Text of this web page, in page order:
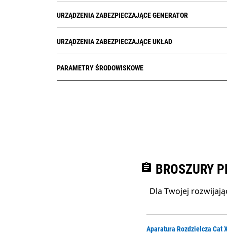
silnika, liczby uruchomień
URZĄDZENIA ZABEZPIECZAJĄCE GENERATOR
URZĄDZENIA ZABEZPIECZAJĄCE UKŁAD
PARAMETRY ŚRODOWISKOWE
assignment BROSZURY
Dla Twojej
Aparatura Rozdzielcza Cat